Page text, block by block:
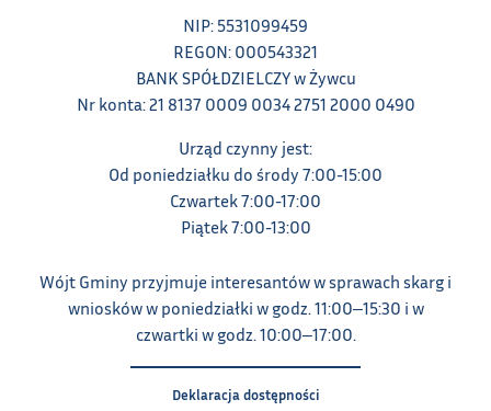
NIP: 5531099459
REGON: 000543321
BANK SPÓŁDZIELCZY w Żywcu
Nr konta: 21 8137 0009 0034 2751 2000 0490
Urząd czynny jest:
Od poniedziałku do środy 7:00-15:00
Czwartek 7:00-17:00
Piątek 7:00-13:00
Wójt Gminy przyjmuje interesantów w sprawach skarg i
wniosków w poniedziałki w godz. 11:00‒15:30 i w
czwartki w godz. 10:00‒17:00.
Deklaracja dostępności